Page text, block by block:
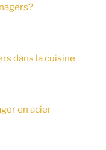
dans la cuisine
en acier